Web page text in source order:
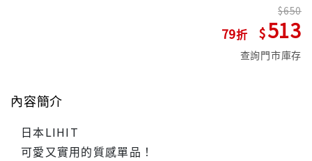
79
650
513
查詢門市庫存
內容簡介
日本LIHIT
可愛又實用的質感單品！